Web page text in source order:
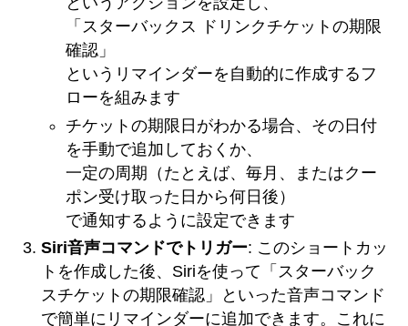
「スターバックス ドリンクチケットの期限
確認」
というリマインダーを自動的に作成するフ
ローを組みます
チケットの期限日がわかる場合、その日付
を手動で追加しておくか、
一定の周期（たとえば、毎月、またはクー
ポン受け取った日から何日後）
で通知するように設定できます
Siri音声コマンドでトリガー: このショートカッ
トを作成した後、Siriを使って「スターバック
スチケットの期限確認」といった音声コマンド
で簡単にリマインダーに追加できます。これに